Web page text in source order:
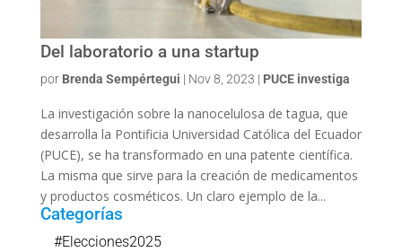
Del laboratorio a una startup
por Brenda Sempértegui | Nov 8, 2023 | PUCE investiga
La investigación sobre la nanocelulosa de tagua, que
desarrolla la Pontificia Universidad Católica del Ecuador
(PUCE), se ha transformado en una patente científica.
La misma que sirve para la creación de medicamentos
y productos cosméticos. Un claro ejemplo de la...
Categorías
#Elecciones2025